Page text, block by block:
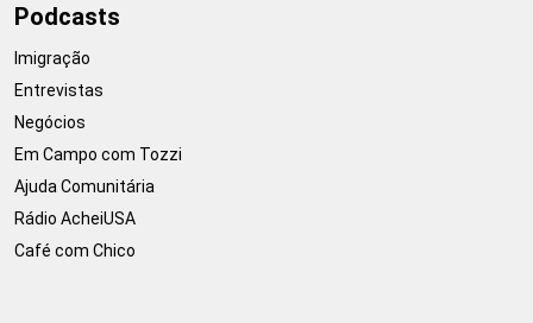
Podcasts
Imigração
Entrevistas
Negócios
Em Campo com Tozzi
Ajuda Comunitária
Rádio AcheiUSA
Café com Chico